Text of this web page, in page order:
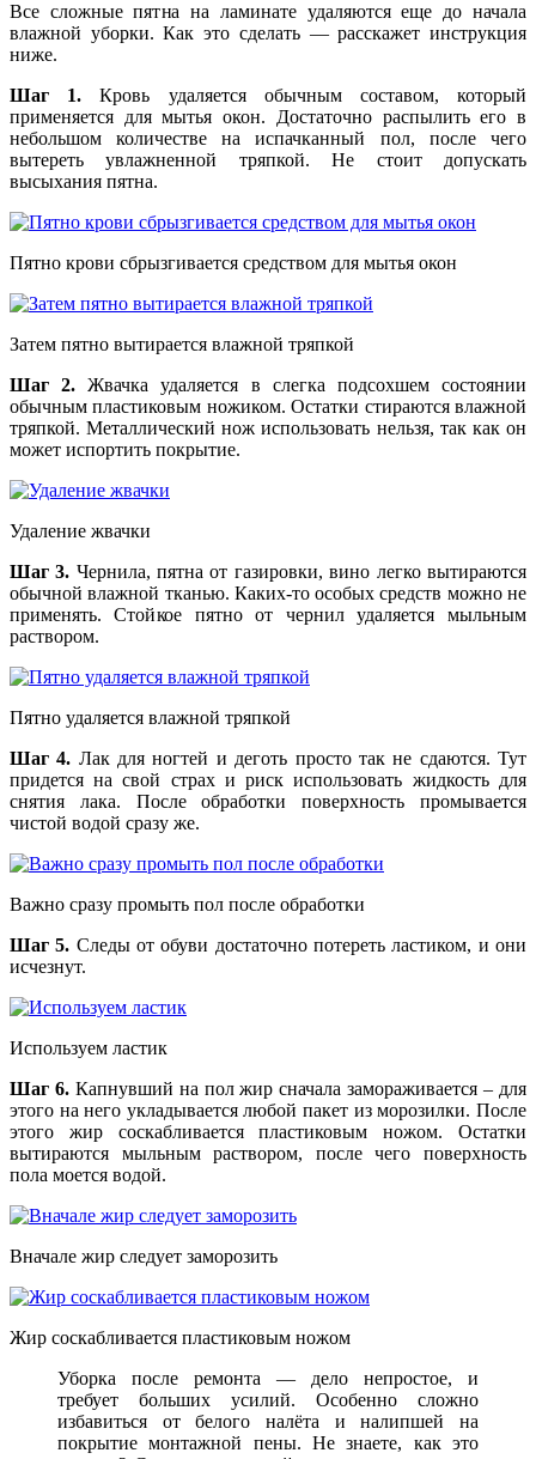
Все сложные пятна на ламинате удаляются еще до начала
влажной уборки. Как это сделать — расскажет инструкция
ниже.
Шаг 1. Кровь удаляется обычным составом, который
применяется для мытья окон. Достаточно распылить его в
небольшом количестве на испачканный пол, после чего
вытереть увлажненной тряпкой. Не стоит допускать
высыхания пятна.
Пятно крови сбрызгивается средством для мытья окон
Затем пятно вытирается влажной тряпкой
Шаг 2. Жвачка удаляется в слегка подсохшем состоянии
обычным пластиковым ножиком. Остатки стираются влажной
тряпкой. Металлический нож использовать нельзя, так как он
может испортить покрытие.
Удаление жвачки
Шаг 3. Чернила, пятна от газировки, вино легко вытираются
обычной влажной тканью. Каких-то особых средств можно не
применять. Стойкое пятно от чернил удаляется мыльным
раствором.
Пятно удаляется влажной тряпкой
Шаг 4. Лак для ногтей и деготь просто так не сдаются. Тут
придется на свой страх и риск использовать жидкость для
снятия лака. После обработки поверхность промывается
чистой водой сразу же.
Важно сразу промыть пол после обработки
Шаг 5. Следы от обуви достаточно потереть ластиком, и они
исчезнут.
Используем ластик
Шаг 6.Капнувший на пол жир сначала замораживается – для
этого на него укладывается любой пакет из морозилки. После
этого жир соскабливается пластиковым ножом. Остатки
вытираются мыльным раствором, после чего поверхность
пола моется водой.
Вначале жир следует заморозить
Жир соскабливается пластиковым ножом
Уборка после ремонта — дело непростое, и
требует больших усилий. Особенно сложно
избавиться от белого налёта и налипшей на
покрытие монтажной пены. Не знаете, как это